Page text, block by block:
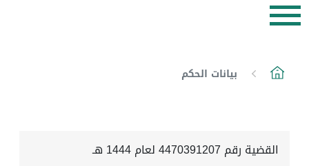
بيانات الحكم
القضية رقم 4470391207 لعام 1444 هـ